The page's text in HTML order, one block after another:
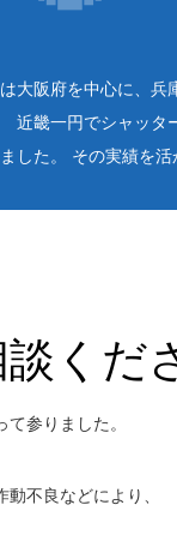
大阪府を中心に、兵
近畿一円でシャッタ
した。 その実績を活
くだ
参りました。
不良などにより、